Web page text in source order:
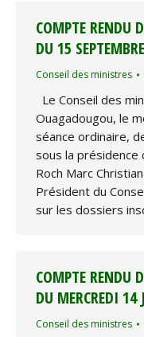
COMPTE RENDU
DU 15
Conseil des ministres
Le Conseil des
Ouagadougou, le
séance ordinaire,
sous la présidence
Roch Marc
Président du
sur les dossiers
COMPTE RENDU
DU MERCREDI 14
Conseil des ministres